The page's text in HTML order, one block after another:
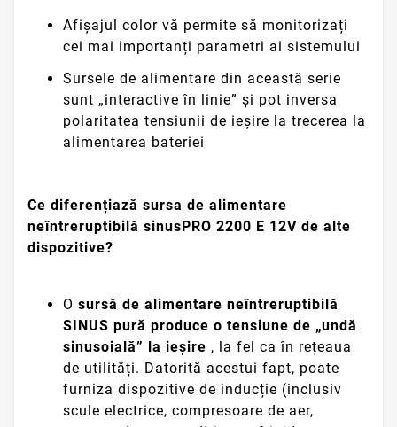
Afișajul color vă permite să monitorizați
cei mai importanți parametri ai sistemului
Sursele de alimentare din această serie
sunt „interactive în linie” și pot inversa
polaritatea tensiunii de ieșire la trecerea la
alimentarea bateriei
Ce diferențiază sursa de alimentare
neîntreruptibilă sinusPRO 2200 E 12V de alte
dispozitive?
O sursă de alimentare neîntreruptibilă
SINUS pură produce o tensiune de „undă
sinusoială” la ieșire , la fel ca în rețeaua
de utilități. Datorită acestui fapt, poate
furniza dispozitive de inducție (inclusiv
scule electrice, compresoare de aer,